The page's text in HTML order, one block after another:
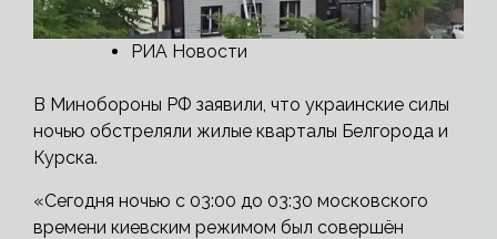
РИА Новости
В Минобороны РФ заявили, что украинские силы
ночью обстреляли жилые кварталы Белгорода и
Курска.
«Сегодня ночью с 03:00 до 03:30 московского
времени киевским режимом был совершён